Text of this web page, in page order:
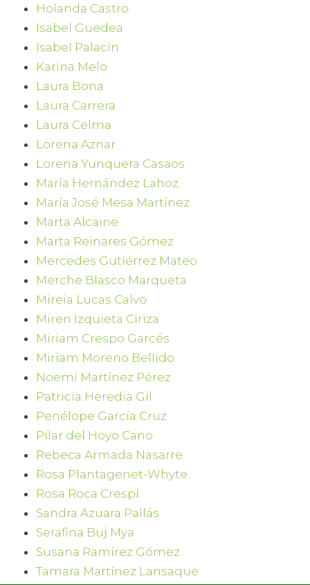
Holanda Castro
Isabel Guedea
Isabel Palacín
Karina Melo
Laura Bona
Laura Carrera
Laura Celma
Lorena Aznar
Lorena Yunquera Casaos
María Hernández Lahoz
María José Mesa Martínez
Marta Alcaine
Marta Reinares Gómez
Mercedes Gutiérrez Mateo
Merche Blasco Marqueta
Mireia Lucas Calvo
Miren Izquieta Ciriza
Miriam Crespo Garcés
Miriam Moreno Bellido
Noemí Martínez Pérez
Patricia Heredia Gil
Penélope García Cruz
Pilar del Hoyo Cano
Rebeca Armada Nasarre
Rosa Plantagenet-Whyte
Rosa Roca Crespí
Sandra Azuara Pallás
Serafina Buj Mya
Susana Ramírez Gómez
Tamara Martínez Lansaque